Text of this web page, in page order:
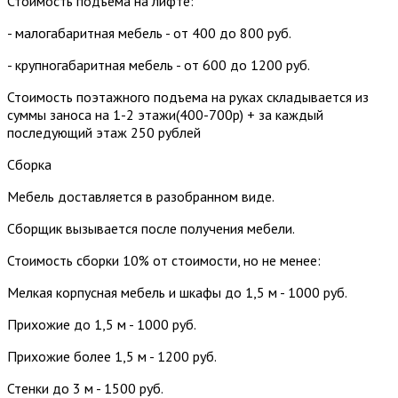
- малогабаритная мебель - от 400 до 800 руб.
- крупногабаритная мебель - от 600 до 1200 руб.
Стоимость поэтажного подъема на руках складывается из
суммы заноса на 1-2 этажи(400-700р) + за каждый
последующий этаж 250 рублей
Сборка
Мебель доставляется в разобранном виде.
Сборщик вызывается после получения мебели.
Стоимость сборки 10% от стоимости, но не менее:
Мелкая корпусная мебель и шкафы до 1,5 м - 1000 руб.
Прихожие до 1,5 м - 1000 руб.
Прихожие более 1,5 м - 1200 руб.
Стенки до 3 м - 1500 руб.